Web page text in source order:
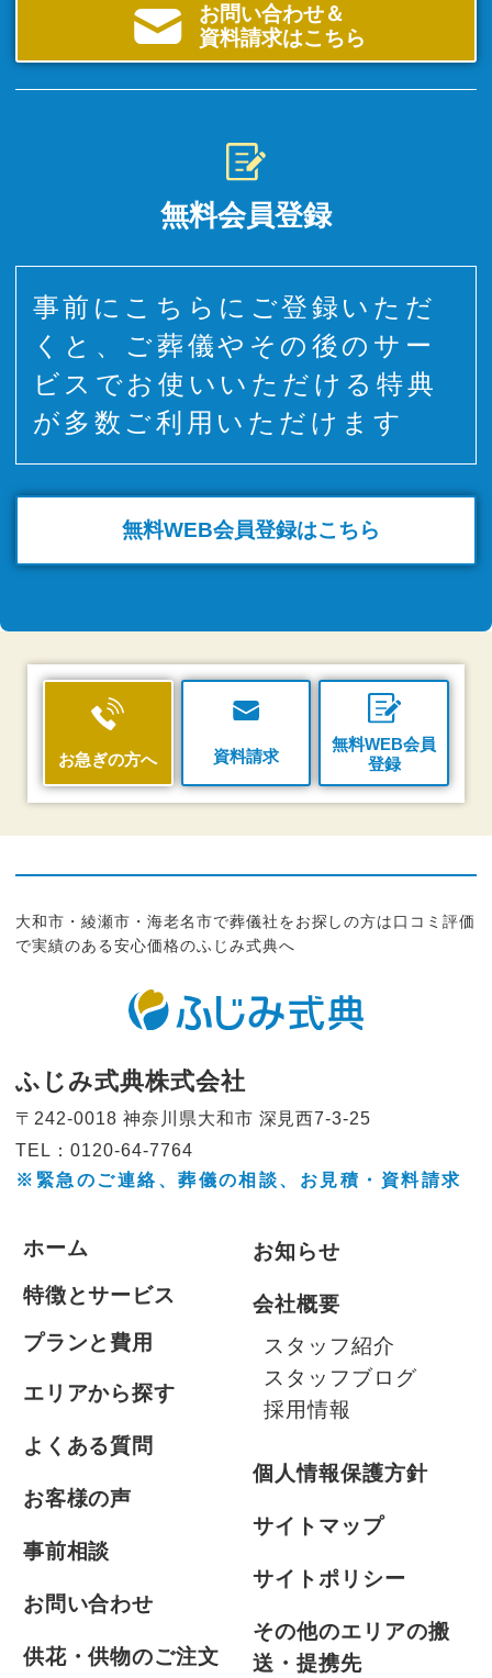
お問い合わせ＆
資料請求はこちら
無料会員登録
事前にこちらにご登録いただ
くと、ご葬儀やその後のサー
ビスでお使いいただける特典
が多数ご利用いただけます
無料WEB会員登録はこちら
お急ぎの方へ 資料請求
無料WEB会員
登録
大和市・綾瀬市・海老名市で葬儀社をお探しの方は口コミ評価
で実績のある安心価格のふじみ式典へ
ふじみ式典株式会社
〒242-0018 神奈川県大和市 深見西7-3-25
TEL：0120-64-7764
※緊急のご連絡、葬儀の相談、 お見積・資料請求
ホーム
特徴とサービス
プランと費用
エリアから探す
よくある質問
お客様の声
事前相談
お問い合わせ
供花・供物のご注文
お知らせ
会社概要
スタッフ紹介
スタッフブログ
採用情報
個人情報保護方針
サイトマップ
サイトポリシー
その他のエリアの搬
送・提携先